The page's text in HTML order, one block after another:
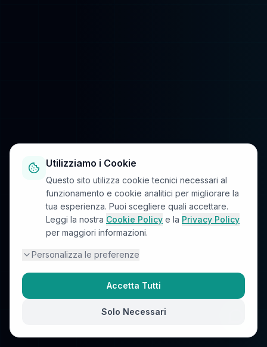
Utilizziamo i Cookie
Questo sito utilizza cookie tecnici necessari al
funzionamento e cookie analitici per migliorare la
tua esperienza. Puoi scegliere quali accettare.
Leggi la nostra Cookie Policy e la Privacy Policy
per maggiori informazioni.
Personalizza le preferenze
Accetta Tutti
Solo Necessari